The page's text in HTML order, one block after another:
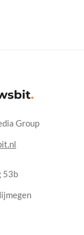
Group
53b